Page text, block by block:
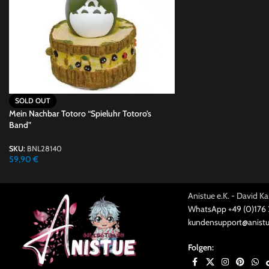
SOLD OUT
Mein Nachbar Totoro “Spieluhr Totoro’s
Band”
SKU: BNL28140
59,90 €
Anistue e.K. - David
WhatsApp +49 (0)176
Folgen: